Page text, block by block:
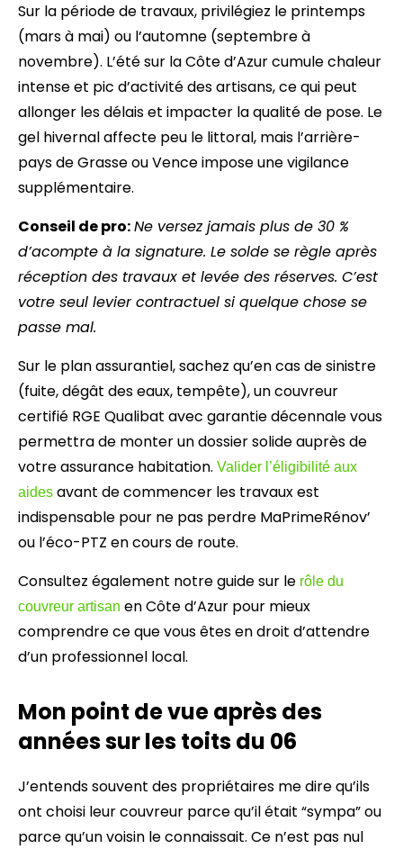
Sur la période de travaux, privilégiez le printemps
(mars à mai) ou l’automne (septembre à
novembre). L’été sur la Côte d’Azur cumule chaleur
intense et pic d’activité des artisans, ce qui peut
allonger les délais et impacter la qualité de pose. Le
gel hivernal affecte peu le littoral, mais l’arrière-
pays de Grasse ou Vence impose une vigilance
supplémentaire.
Conseil de pro:Ne versez jamais plus de 30 %
d’acompte à la signature. Le solde se règle après
réception des travaux et levée des réserves. C’est
votre seul levier contractuel si quelque chose se
passe mal.
Sur le plan assurantiel, sachez qu’en cas de sinistre
(fuite, dégât des eaux, tempête), un couvreur
certifié RGE Qualibat avec garantie décennale vous
permettra de monter un dossier solide auprès de
votre assurance habitation. Valider l’éligibilité aux
aides avant de commencer les travaux est
indispensable pour ne pas perdre MaPrimeRénov’
ou l’éco-PTZ en cours de route.
Consultez également notre guide sur le rôle du
couvreur artisan en Côte d’Azur pour mieux
comprendre ce que vous êtes en droit d’attendre
d’un professionnel local.
Mon point de vue après des
années sur les toits du 06
J’entends souvent des propriétaires me dire qu’ils
ont choisi leur couvreur parce qu’il était “sympa” ou
parce qu’un voisin le connaissait. Ce n’est pas nul